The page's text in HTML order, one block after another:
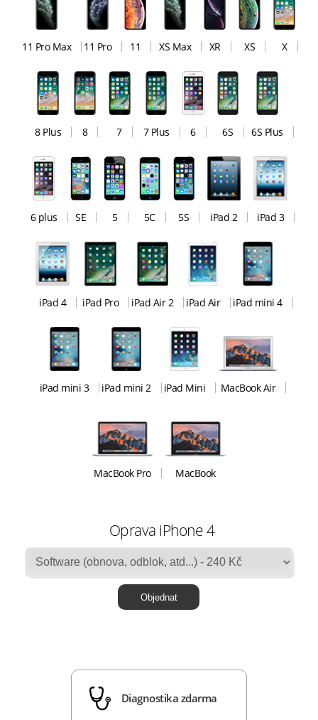
11 Pro Max 11 Pro 11 XS Max XR XS X
8 Plus 8 7 7 Plus 6 6S 6S Plus
6 plus SE 5 5C 5S iPad 2 iPad 3
iPad 4 iPad Pro iPad Air 2 iPad Air iPad mini 4
iPad mini 3 iPad mini 2 iPad Mini MacBook Air
MacBook Pro MacBook
Oprava iPhone 4
Diagnostika zdarma